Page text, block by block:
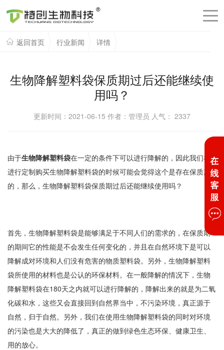
返回首页 行业新闻 详情
生物降解塑料袋保质期过后还能继续使
用吗？
更新时间：2021-06-15 作者：管理员 人气： 2337
由于生物降解塑料袋在一定的条件下可以进行降解的，因此我们在
进行定制购买生物降解塑料袋的时候可能会觉得这个是存在保质期
的，那么，生物降解塑料袋保质期过后还能继续使用吗？
首先，生物降解塑料袋是能够满足于不同人们的需求的，在保质期
的期间它的性能是不会发生任何变化的，并且在自然环境下是可以
降解成对环境和人们没有危害的物质塑料袋。另外，生物降解塑料
袋所使用的材料也是公认的环保材料。在一般降解的情况下，生物
降解塑料袋在180天之内就可以进行降解的，降解出来的就是为二氧
化碳和水，这些又会直接回到自然界当中，不污染环境，真正源于
自然，归于自然。另外，我们在使用生物降解塑料袋的同时对环境
的污染也是大大的降低了，真正的做到绿色生态环保、健康卫生、
用的放心。